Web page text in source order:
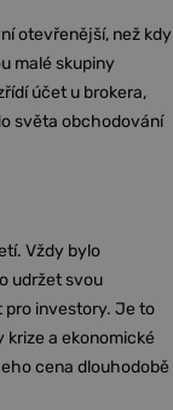
otevřenější, než kdy
malé skupiny
účet u brokera,
světa obchodování
Vždy bylo
udržet svou
pro investory. Je to
a ekonomické
cena dlouhodobě